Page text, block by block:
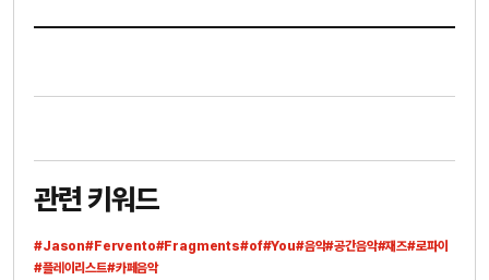
관련 키워드
#Jason#Fervento#Fragments#of#You#음악#공간음악#재즈#로파이
#플레이리스트#카페음악